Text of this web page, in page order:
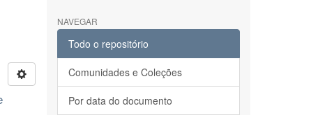
NAVEGAR
Todo o repositório
Comunidades e Coleções
Por data do documento